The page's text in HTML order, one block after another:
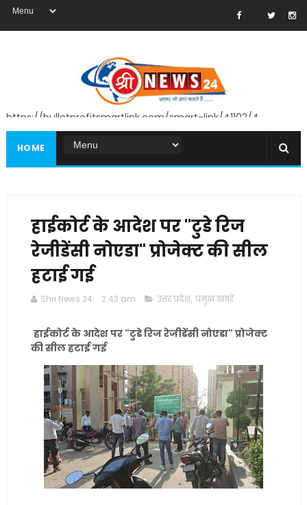
https://bulletprofitsmartlink.com/smart-link/41102/4
HOME
हाईकोर्ट के आदेश पर "टुडे रिज
रेजीडेंसी नोएडा" प्रोजेक्ट की सील
हटाई गई
Shri News 24 2:43 am उत्तर प्रदेश, प्रमुख खबरें
हाईकोर्ट के आदेश पर "टुडे रिज रेजीडेंसी नोएडा" प्रोजेक्ट
की सील हटाई गई